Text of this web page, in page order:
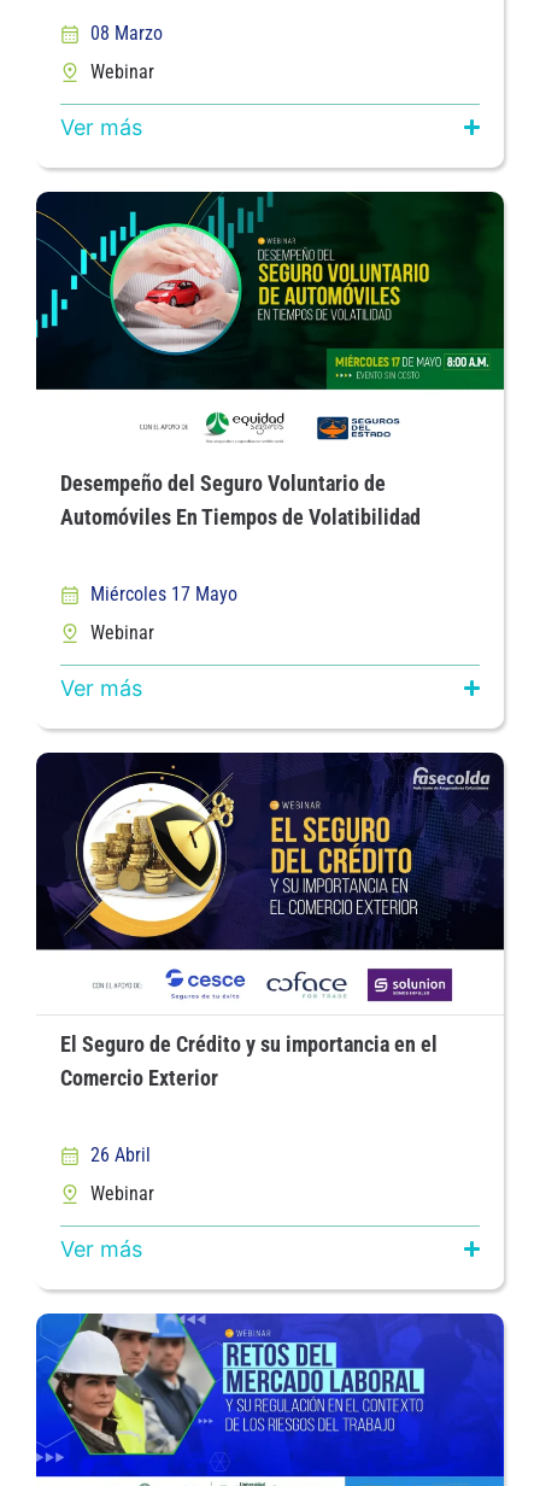
08 Marzo
Webinar
Ver más
Desempeño del Seguro Voluntario de
Automóviles En Tiempos de Volatibilidad
Miércoles 17 Mayo
Webinar
Ver más
El Seguro de Crédito y su importancia en el
Comercio Exterior
26 Abril
Webinar
Ver más